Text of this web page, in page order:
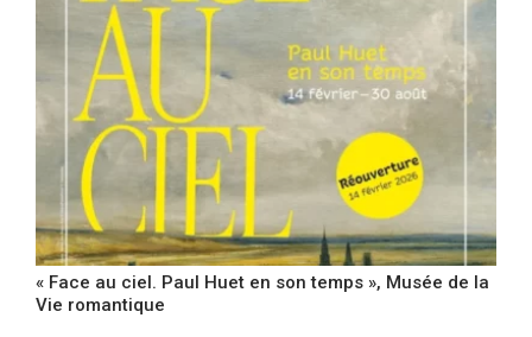
« Face au ciel. Paul Huet en son temps », Musée de la
Vie romantique